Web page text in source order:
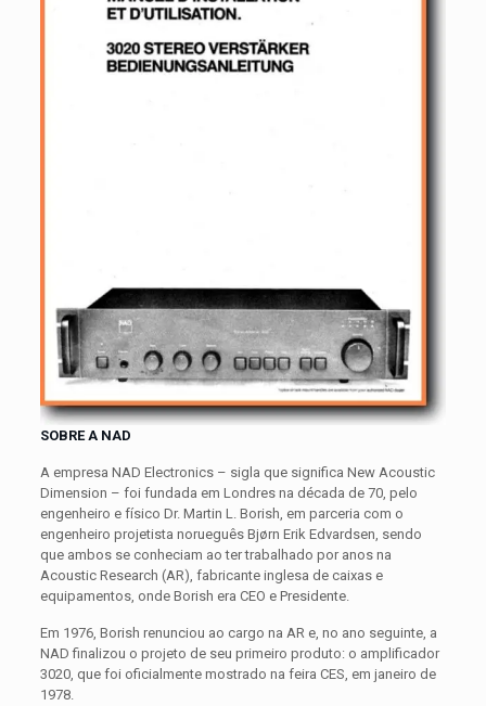
SOBRE A NAD
A empresa NAD Electronics – sigla que significa New Acoustic
Dimension – foi fundada em Londres na década de 70, pelo
engenheiro e físico Dr. Martin L. Borish, em parceria com o
engenheiro projetista norueguês Bjørn Erik Edvardsen, sendo
que ambos se conheciam ao ter trabalhado por anos na
Acoustic Research (AR), fabricante inglesa de caixas e
equipamentos, onde Borish era CEO e Presidente.
Em 1976, Borish renunciou ao cargo na AR e, no ano seguinte, a
NAD finalizou o projeto de seu primeiro produto: o amplificador
3020, que foi oficialmente mostrado na feira CES, em janeiro de
1978.